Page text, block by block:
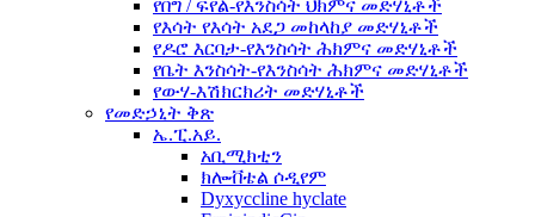
የበግ / ፍየል-የእንስሳት ህክምና መድሃኒቶች
የእሳት የእሳት አደጋ መከላከያ መድሃኒቶች
የዶሮ እርባታ-የእንስሳት ሕክምና መድሃኒቶች
የቤት እንስሳት-የእንስሳት ሕክምና መድሃኒቶች
የውሃ-እሽክርክሪት መድሃኒቶች
የመድኃኒት ቅጽ
ኤ.ፒ.አይ.
አቢሚክቲን
ክሎቭቴል ሶዲየም
Dyxyccline hyclate